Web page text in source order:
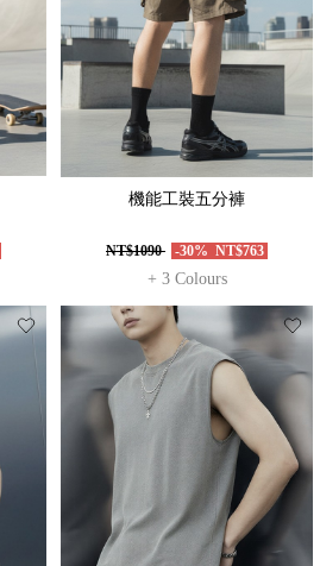
機能工裝五分褲
NT$1090 -30% NT$763
+ 3 Colours